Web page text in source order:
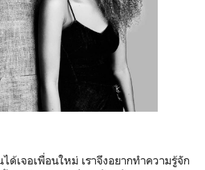
ด้เจอเพื่อนใหม่ เราจึงอยากทำความรู้จัก